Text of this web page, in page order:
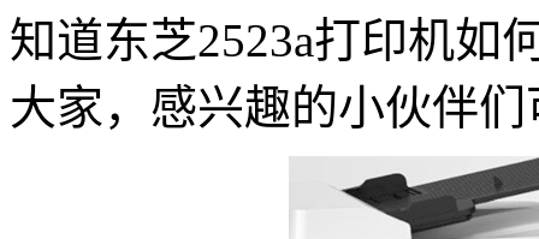
知道东芝2523a打印机如
大家，感兴趣的小伙伴